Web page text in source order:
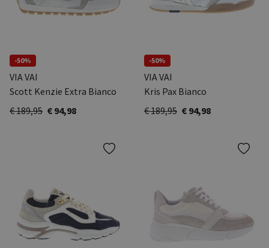
-50%
VIA VAI
Scott Kenzie Extra Bianco
€ 189,95 € 94,98
-50%
VIA VAI
Kris Pax Bianco
€ 189,95 € 94,98